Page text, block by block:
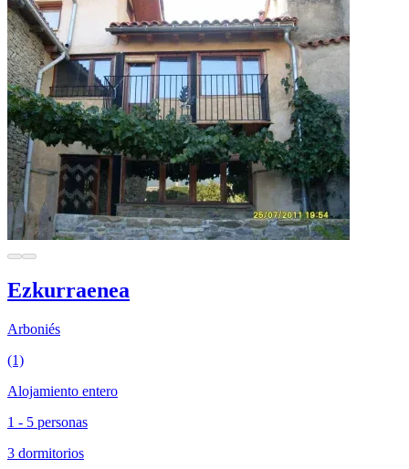
Ezkurraenea
Arboniés
(1)
Alojamiento entero
1 - 5 personas
3 dormitorios